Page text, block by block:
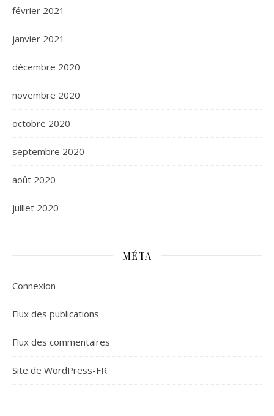
février 2021
janvier 2021
décembre 2020
novembre 2020
octobre 2020
septembre 2020
août 2020
juillet 2020
MÉTA
Connexion
Flux des publications
Flux des commentaires
Site de WordPress-FR